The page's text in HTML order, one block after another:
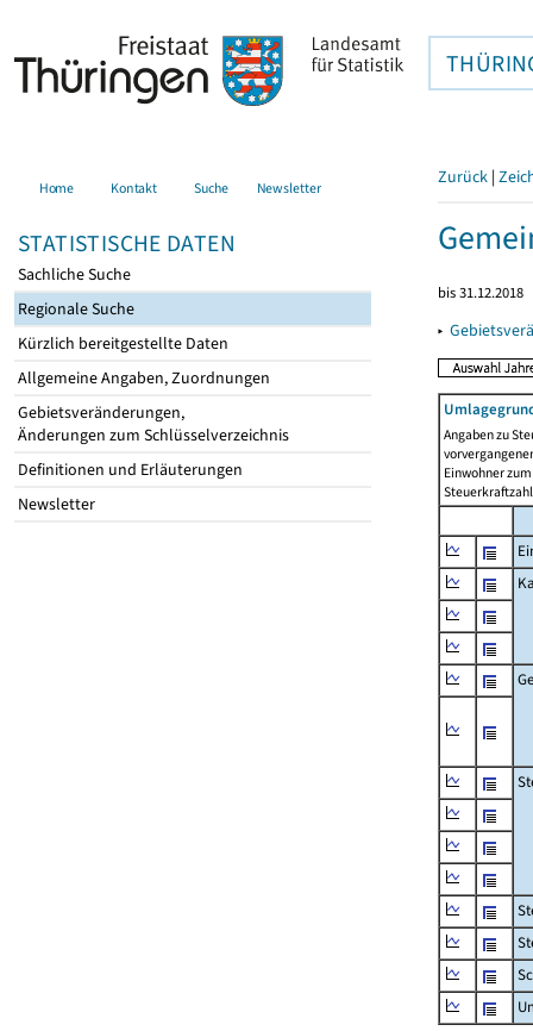
Home Kontakt Suche Newsletter
STATISTISCHE DATEN
Sachliche Suche
Regionale Suche
Kürzlich bereitgestellte Daten
Allgemeine Angaben, Zuordnungen
Gebietsveränderungen,
Änderungen zum Schlüsselverzeichnis
Definitionen und Erläuterungen
Newsletter
Zurück |
bis 31.12.2018
▸
Angaben zu
Einwohner